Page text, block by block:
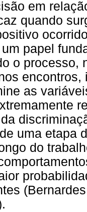
em
quando
papel
o processo,
as
uma etapa
do